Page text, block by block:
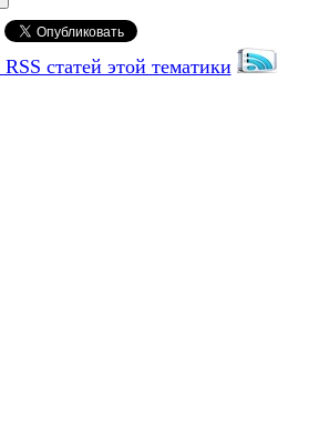
статей этой тематики